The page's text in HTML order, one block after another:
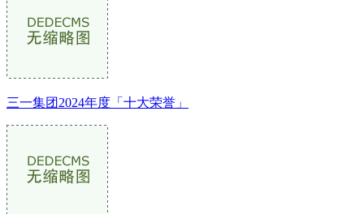
三一集团2024年度「十大荣誉」